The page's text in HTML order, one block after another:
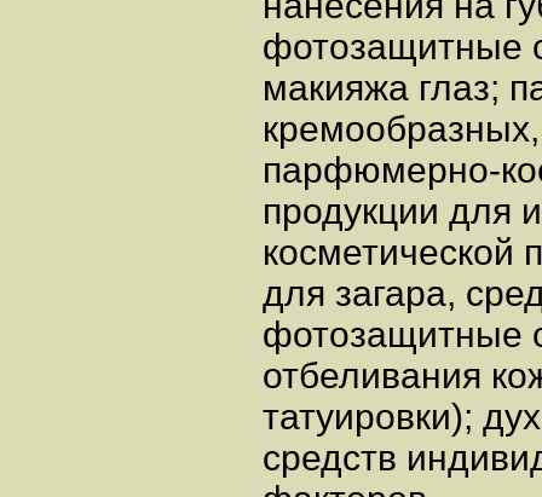
фотозащитные
макияжа глаз;
парфюмерно-
продукции для
косметической
для загара,
фотозащитные
отбеливания
татуировки);
средств